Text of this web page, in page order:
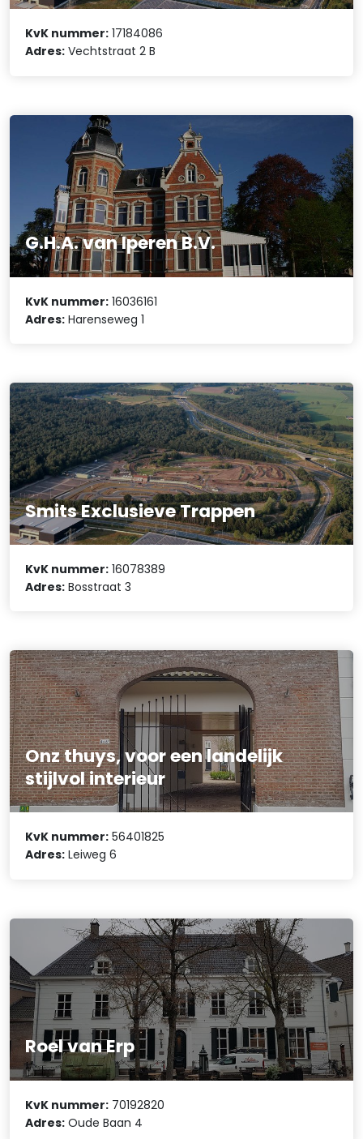
KvK nummer: 17184086
Adres: Vechtstraat 2 B
G.H.A. van Iperen B.V.
KvK nummer: 16036161
Adres: Harenseweg 1
Smits Exclusieve Trappen
KvK nummer: 16078389
Adres: Bosstraat 3
Onz thuys, voor een landelijk
stijlvol interieur
KvK nummer: 56401825
Adres: Leiweg 6
Roel van Erp
KvK nummer: 70192820
Adres: Oude Baan 4